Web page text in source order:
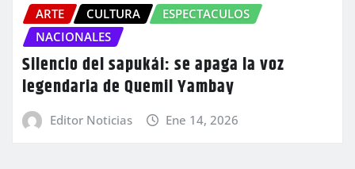
ARTE CULTURA
ESPECTACULOS
NACIONALES
Silencio del sapukái: se apaga la voz
legendaria de Quemil Yambay
Editor Noticias Ene 14, 2026